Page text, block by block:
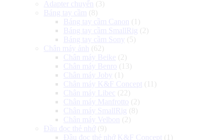
Adapter chuyển
(3)
Báng tay cầm (8)
Báng tay cầm Canon
(1)
Báng tay cầm SmallRig (2)
Báng tay cầm Sony (5)
Chân máy ảnh
(62)
Chân máy Beike (2)
Chân máy Benro (13)
Chân máy Joby (1)
Chân máy K&F Concept (11)
Chân máy Libec (22)
Chân máy Manfrotto (2)
Chân máy SmallRig (8)
Chân máy Velbon
(2)
Đầu đọc thẻ nhớ (9)
Đầu đọc thẻ nhớ K&F Concept (1)